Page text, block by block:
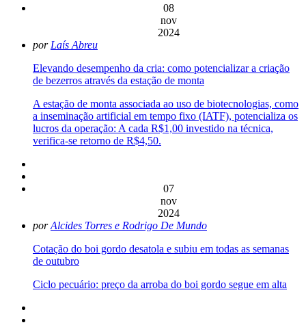
08
nov
2024
por Laís Abreu
Elevando desempenho da cria: como potencializar a criação
de bezerros através da estação de monta
A estação de monta associada ao uso de biotecnologias, como
a inseminação artificial em tempo fixo (IATF), potencializa os
lucros da operação: A cada R$1,00 investido na técnica,
verifica-se retorno de R$4,50.
07
nov
2024
porAlcides Torres e Rodrigo De Mundo
Cotação do boi gordo desatola e subiu em todas as semanas
de outubro
Ciclo pecuário: preço da arroba do boi gordo segue em alta